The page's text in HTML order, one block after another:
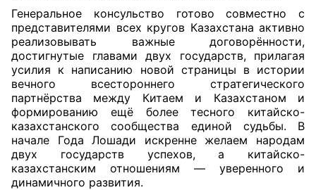
Генеральное консульство готово совместно с
представителями всех кругов Казахстана активно
реализовывать важные договорённости,
достигнутые главами двух государств, прилагая
усилия к написанию новой страницы в истории
вечного всестороннего стратегического
партнёрства между Китаем и Казахстаном и
формированию ещё более тесного китайско-
казахстанского сообщества единой судьбы. В
начале Года Лошади искренне желаем народам
двух государств успехов, а китайско-
казахстанским отношениям — уверенного и
динамичного развития.